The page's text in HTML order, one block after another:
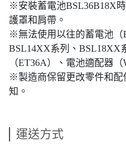
※安裝蓄電池BSL36B18X
護罩和肩帶。
※無法使用以往的蓄電池（
BSL14XX系列、BSL18XX
（ET36A）、電池適配器（
※製造商保留更改零件和配
知。
運送方式